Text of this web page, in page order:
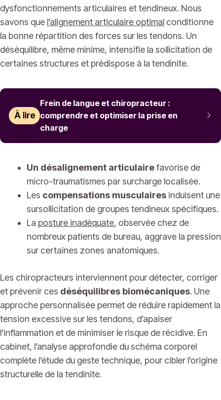
dysfonctionnements articulaires et tendineux. Nous
savons que l’alignement articulaire optimal conditionne
la bonne répartition des forces sur les tendons. Un
déséquilibre, même minime, intensifie la sollicitation de
certaines structures et prédispose à la tendinite.
À lire
Frein de langue et chiropracteur :
comprendre et optimiser la prise en
charge
Un désalignement articulairefavorise de
micro-traumatismes par surcharge localisée.
Les compensations musculaires induisent une
sursollicitation de groupes tendineux spécifiques.
La posture inadéquate, observée chez de
nombreux patients de bureau, aggrave la pression
sur certaines zones anatomiques.
Les chiropracteurs interviennent pour détecter, corriger
et prévenir ces déséquilibres biomécaniques. Une
approche personnalisée permet de réduire rapidement la
tension excessive sur les tendons, d’apaiser
l’inflammation et de minimiser le risque de récidive. En
cabinet, l’analyse approfondie du schéma corporel
complète l’étude du geste technique, pour cibler l’origine
structurelle de la tendinite.